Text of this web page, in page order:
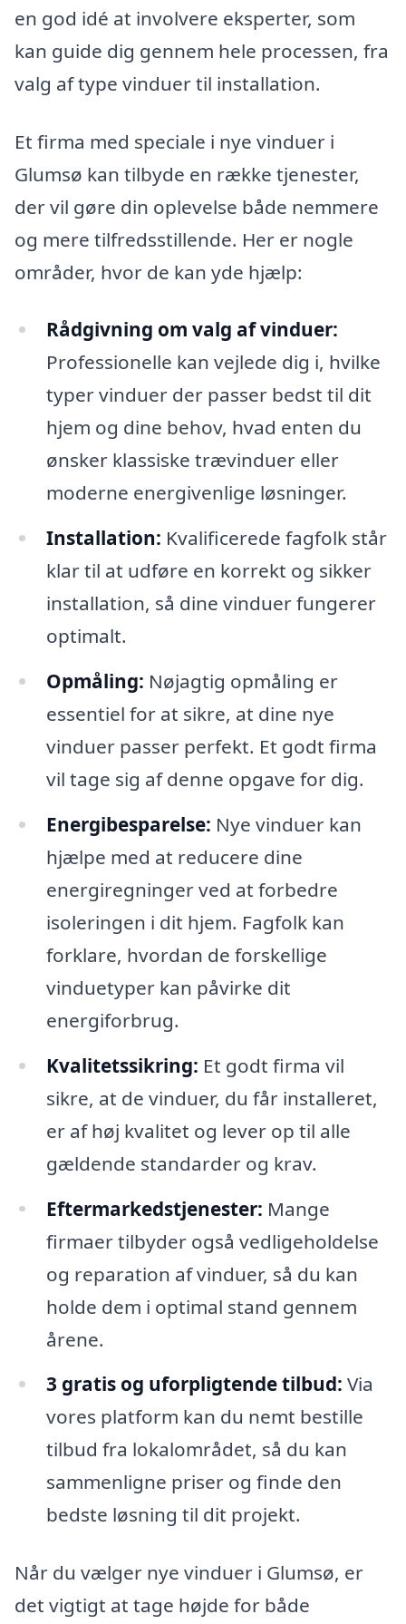
en god idé at involvere eksperter, som
kan guide dig gennem hele processen, fra
valg af type vinduer til installation.
Et firma med speciale i nye vinduer i
Glumsø kan tilbyde en række tjenester,
der vil gøre din oplevelse både nemmere
og mere tilfredsstillende. Her er nogle
områder, hvor de kan yde hjælp:
Rådgivning om valg af vinduer:
Professionelle kan vejlede dig i, hvilke
typer vinduer der passer bedst til dit
hjem og dine behov, hvad enten du
ønsker klassiske trævinduer eller
moderne energivenlige løsninger.
Installation: Kvalificerede fagfolk står
klar til at udføre en korrekt og sikker
installation, så dine vinduer fungerer
optimalt.
Opmåling: Nøjagtig opmåling er
essentiel for at sikre, at dine nye
vinduer passer perfekt. Et godt firma
vil tage sig af denne opgave for dig.
Energibesparelse: Nye vinduer kan
hjælpe med at reducere dine
energiregninger ved at forbedre
isoleringen i dit hjem. Fagfolk kan
forklare, hvordan de forskellige
vinduetyper kan påvirke dit
energiforbrug.
Kvalitetssikring: Et godt firma vil
sikre, at de vinduer, du får installeret,
er af høj kvalitet og lever op til alle
gældende standarder og krav.
Eftermarkedstjenester: Mange
firmaer tilbyder også vedligeholdelse
og reparation af vinduer, så du kan
holde dem i optimal stand gennem
årene.
3 gratis og uforpligtende tilbud: Via
vores platform kan du nemt bestille
tilbud fra lokalområdet, så du kan
sammenligne priser og finde den
bedste løsning til dit projekt.
Når du vælger nye vinduer i Glumsø, er
det vigtigt at tage højde for både